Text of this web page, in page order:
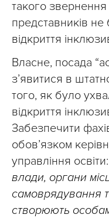
такого звернення
представників не
відкриття
Власне, посада
з’явитися в
того, як було
відкриття
Забезпечити
обов’язком
управління освіти:
влади, органи
самоврядування
створюють